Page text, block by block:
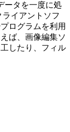
ータを一度に処
イアントソフ
ログラムを利用
ば、画像編集ソ
したり、フィル